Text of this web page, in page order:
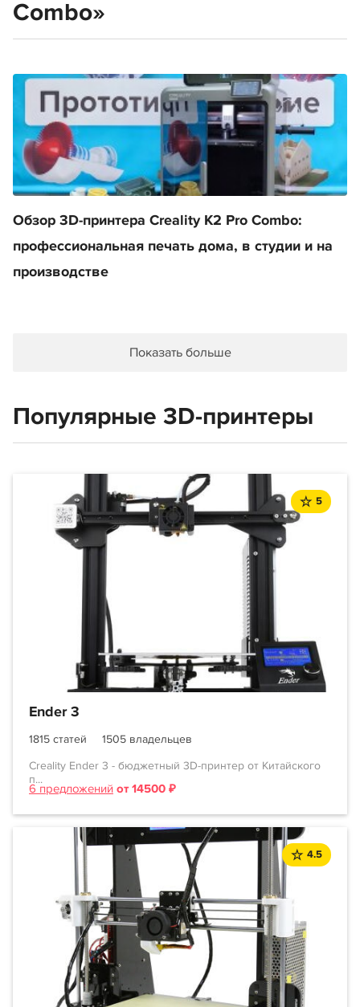
Combo»
Обзор 3D-принтера Creality K2 Pro Combo:
профессиональная печать дома, в студии и на
производстве
Показать больше
Популярные 3D-принтеры
5
Ender 3
1815 статей
1505 владельцев
Creality Ender 3 - бюджетный 3D-принтер от Китайского
п...
6 предложений от 14500 ₽
4.5